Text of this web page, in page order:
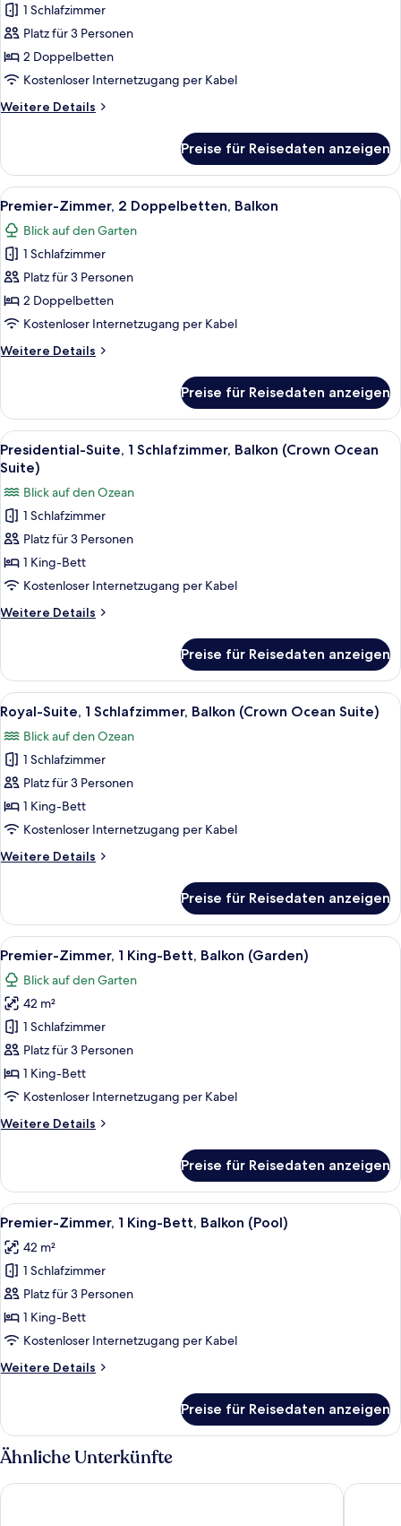
Premier-
Doppelzimmer,
2 Doppelbetten,
Balkon
1 Schlafzimmer
Platz für 3 Personen
2 Doppelbetten
Kostenloser Internetzugang per Kabel
Weitere Details
Weitere
Doppelzimmer,
2 Doppelbetten,
Balkon
Preise für Reisedaten anzeigen
Alle
Fotos
für
Premier-
Zimmer,
2 Doppelbetten,
Balkon
Ein Hotelzimmer mit einem großen
8
Premier-Zimmer, 2 Doppelbetten, Balkon
Blick auf den Garten
1 Schlafzimmer
Platz für 3 Personen
2 Doppelbetten
Kostenloser Internetzugang per Kabel
Weitere Details
Weitere
Zimmer,
2 Doppelbetten,
Balkon
Preise für Reisedaten anzeigen
Alle
Fotos
Presidential-
Suite,
1
Schlafzimmer,
Balkon
(Crown
Ocean
anzeigen
Ein geräumiges Wohnzimmer mit
8
Presidential-Suite, 1 Schlafzimmer, Balkon (Crown Ocean
Suite)
Blick auf den Ozean
1 Schlafzimmer
Platz für 3 Personen
1 King-Bett
Kostenloser Internetzugang per Kabel
Weitere Details
Weitere
Suite,
Schlafzimmer,
Balkon
(Crown
Ocean
Preise für Reisedaten anzeigen
Alle
Fotos
für
Royal-
Suite,
1
Schlafzimmer,
(Crown
anzeigen
Ein Hotelzimmer mit einem großen
7
Royal-Suite, 1 Schlafzimmer, Balkon (Crown Ocean Suite)
Blick auf den Ozean
1 Schlafzimmer
Platz für 3 Personen
1 King-Bett
Kostenloser Internetzugang per Kabel
Weitere Details
Weitere
Suite,
Schlafzimmer,
(Crown
Ocean
Suite)
Preise für Reisedaten anzeigen
Alle
Fotos
für
Premier-
Zimmer,
1 King-
Bett,
Balkon
anzeigen
Ein Hotelzimmer mit einem großen
6
Premier-Zimmer, 1 King-Bett, Balkon (Garden)
Blick auf den Garten
42 m²
1 Schlafzimmer
Platz für 3 Personen
1 King-Bett
Kostenloser Internetzugang per Kabel
Weitere Details
Weitere
Zimmer,
1 King-
Bett,
(Garden)
Preise für Reisedaten anzeigen
Alle
Fotos
für
Premier-
Zimmer,
1 King-
Bett,
(Pool)
Ein Hotelzimmer mit einem großen
7
Premier-Zimmer, 1 King-Bett, Balkon (Pool)
42 m²
1 Schlafzimmer
Platz für 3 Personen
1 King-Bett
Kostenloser Internetzugang per Kabel
Weitere Details
Weitere
Zimmer,
1 King-
Bett,
(Pool)
Preise für Reisedaten anzeigen
Ähnliche Unterkünfte
Pullman Miri Waterfront Meritz